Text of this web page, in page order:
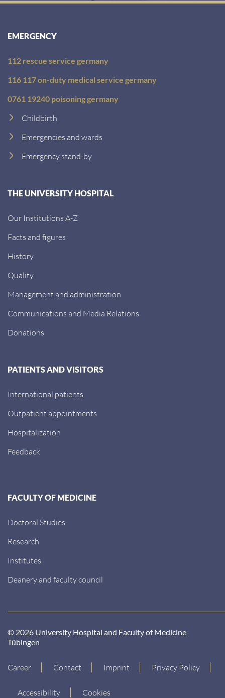
EMERGENCY
112 rescue service germany
116 117 on-duty medical service germany
0761 19240 poisoning germany
Childbirth
Emergencies and wards
Emergency stand-by
THE UNIVERSITY HOSPITAL
Our Institutions A-Z
Facts and figures
History
Quality
Management and administration
Communications and Media Relations
Donations
PATIENTS AND VISITORS
International patients
Outpatient appointments
Hospitalization
Feedback
FACULTY OF MEDICINE
Doctoral Studies
Research
Institutes
Deanery and faculty council
© 2026 University Hospital and Faculty of Medicine
Tübingen
Career Contact Imprint Privacy Policy
Accessibility Cookies